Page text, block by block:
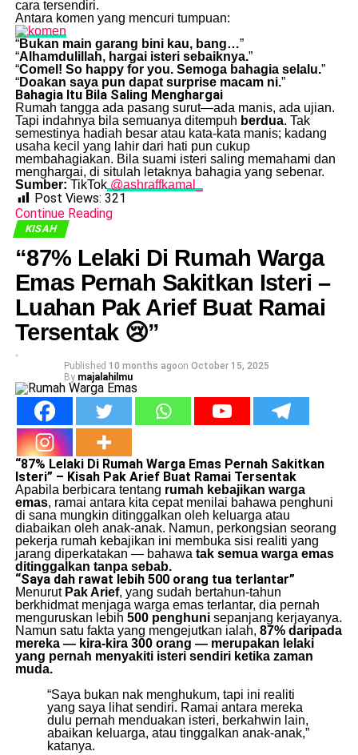
cara tersendiri.
Antara komen yang mencuri tumpuan:
“Bukan main garang bini kau, bang…”
“Alhamdulillah, hargai isteri sebaiknya.”
“Comel! So happy for you. Semoga bahagia selalu.”
“Doakan saya pun dapat surprise macam ni.”
Bahagia Itu Bila Saling Menghargai
Rumah tangga ada pasang surut—ada manis, ada ujian.
Tapi indahnya bila semuanya ditempuh berdua. Tak
semestinya hadiah besar atau kata-kata manis; kadang
usaha kecil yang lahir dari hati pun cukup
membahagiakan. Bila suami isteri saling memahami dan
menghargai, di situlah letaknya bahagia yang sebenar.
Sumber: TikTok@ashraffkamal_
Post Views: 321
Continue Reading
KISAH
“87% Lelaki Di Rumah Warga
Emas Pernah Sakitkan Isteri –
Luahan Pak Arief Buat Ramai
Tersentak 😢”
Published 10 months agoon October 15, 2025
By majalahilmu
“87% Lelaki Di Rumah Warga Emas Pernah Sakitkan
Isteri” – Kisah Pak Arief Buat Ramai Tersentak
Apabila berbicara tentang rumah kebajikan warga
emas, ramai antara kita cepat menilai bahawa penghuni
di sana mungkin ditinggalkan oleh keluarga atau
diabaikan oleh anak-anak. Namun, perkongsian seorang
pekerja rumah kebajikan ini membuka sisi realiti yang
jarang diperkatakan — bahawa tak semua warga emas
ditinggalkan tanpa sebab.
“Saya dah rawat lebih 500 orang tua terlantar”
Menurut Pak Arief, yang sudah bertahun-tahun
berkhidmat menjaga warga emas terlantar, dia pernah
menguruskan lebih 500 penghunisepanjang kerjayanya.
Namun satu fakta yang mengejutkan ialah, 87% daripada
mereka — kira-kira 300 orang — merupakan lelaki
yang pernah menyakiti isteri sendiri ketika zaman
muda.
“Saya bukan nak menghukum, tapi ini realiti
yang saya lihat sendiri. Ramai antara mereka
dulu pernah menduakan isteri, berkahwin lain,
abaikan keluarga, atau tinggalkan anak-anak,”
katanya.